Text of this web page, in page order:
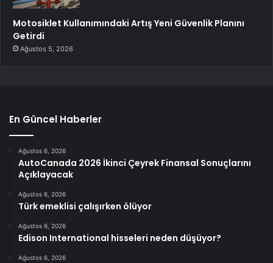
Motosiklet Kullanımındaki Artış Yeni Güvenlik Planını
Getirdi
Ağustos 5, 2026
En Güncel Haberler
Ağustos 6, 2026
AutoCanada 2026 İkinci Çeyrek Finansal Sonuçlarını
Açıklayacak
Ağustos 6, 2026
Türk emeklisi çalışırken ölüyor
Ağustos 6, 2026
Edison International hisseleri neden düşüyor?
Ağustos 6, 2026